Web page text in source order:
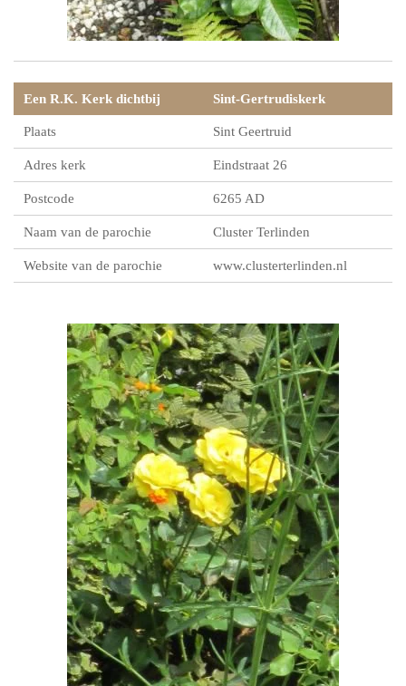
Een R.K. Kerk dichtbij Sint-Gertrudiskerk
Plaats Sint Geertruid
Adres kerk Eindstraat 26
Postcode 6265 AD
Naam van de parochie Cluster Terlinden
Website van de parochie www.clusterterlinden.nl